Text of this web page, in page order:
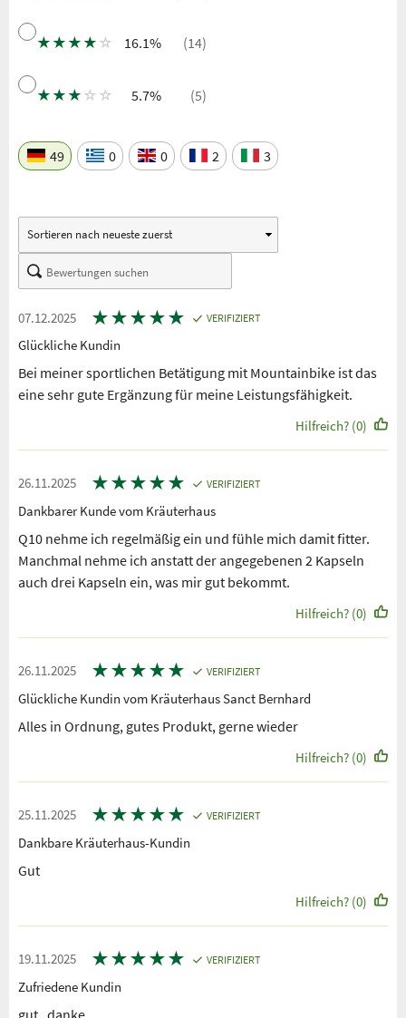
★ ★ ★ ★ ☆ 16.1% (14)
★ ★ ★ ☆ ☆ 5.7% (5)
49 0 0 2 3
07.12.2025 ★★★★★ VERIFIZIERT
Glückliche Kundin
Bei meiner sportlichen Betätigung mit Mountainbike ist das
eine sehr gute Ergänzung für meine Leistungsfähigkeit.
Hilfreich? (0)
26.11.2025 ★★★★★ VERIFIZIERT
Dankbarer Kunde vom Kräuterhaus
Q10 nehme ich regelmäßig ein und fühle mich damit fitter.
Manchmal nehme ich anstatt der angegebenen 2 Kapseln
auch drei Kapseln ein, was mir gut bekommt.
Hilfreich? (0)
26.11.2025 ★★★★★ VERIFIZIERT
Glückliche Kundin vom Kräuterhaus Sanct Bernhard
Alles in Ordnung, gutes Produkt, gerne wieder
Hilfreich? (0)
25.11.2025 ★★★★★ VERIFIZIERT
Dankbare Kräuterhaus-Kundin
Gut
Hilfreich? (0)
19.11.2025 ★★★★★ VERIFIZIERT
Zufriedene Kundin